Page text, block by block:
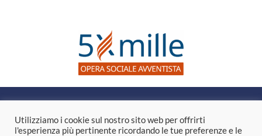
Questo sito web non dà consigli medici, né suggerisce l’uso di
tecniche come forma di trattamento per problemi fisici, per i
quali è invece necessario il parere di un medico. Nel caso si
Utilizziamo i cookie sul nostro sito web per offrirti
l'esperienza più pertinente ricordando le tue preferenze e le